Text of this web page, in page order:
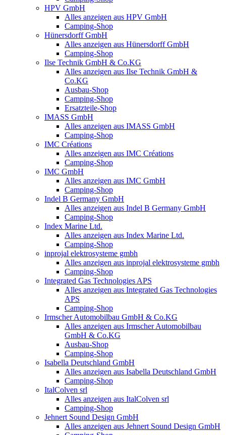
HPV GmbH
Alles anzeigen aus HPV GmbH
Camping-Shop
Hünersdorff GmbH
Alles anzeigen aus Hünersdorff GmbH
Camping-Shop
Ilse Technik GmbH & Co.KG
Alles anzeigen aus Ilse Technik GmbH &
Co.KG
Ausbau-Shop
Camping-Shop
Ersatzteile-Shop
IMASS GmbH
Alles anzeigen aus IMASS GmbH
Camping-Shop
IMC Créations
Alles anzeigen aus IMC Créations
Camping-Shop
IMC GmbH
Alles anzeigen aus IMC GmbH
Camping-Shop
Indel B Germany GmbH
Alles anzeigen aus Indel B Germany GmbH
Camping-Shop
Index Marine Ltd.
Alles anzeigen aus Index Marine Ltd.
Camping-Shop
inprojal elektrosysteme gmbh
Alles anzeigen aus inprojal elektrosysteme gmbh
Camping-Shop
Integrated Gas Technologies APS
Alles anzeigen aus Integrated Gas Technologies
APS
Camping-Shop
Irmscher Automobilbau GmbH & Co.KG
Alles anzeigen aus Irmscher Automobilbau
GmbH & Co.KG
Ausbau-Shop
Camping-Shop
Isabella Deutschland GmbH
Alles anzeigen aus Isabella Deutschland GmbH
Camping-Shop
ItalColven srl
Alles anzeigen aus ItalColven srl
Camping-Shop
Jehnert Sound Design GmbH
Alles anzeigen aus Jehnert Sound Design GmbH